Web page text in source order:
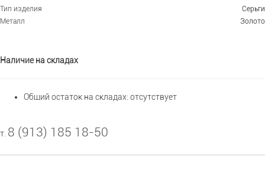
Тип изделия
Серьги
Металл
Золото
Наличие на складах
Общий остаток на складах: отсутствует
т. 8 (913) 185 18-50